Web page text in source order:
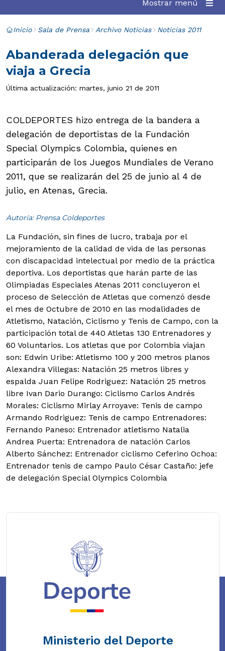
Mostrar menú
Inicio Sala de Prensa Archivo Noticias Noticias 2011
Abanderada delegación que
viaja a Grecia
Última actualización: martes, junio 21 de 2011
COLDEPORTES hizo entrega de la bandera a
delegación de deportistas de la Fundación
Special Olympics Colombia, quienes en
participarán de los Juegos Mundiales de Verano
2011, que se realizarán del 25 de junio al 4 de
julio, en Atenas, Grecia.
Autoría: Prensa Coldeportes
La Fundación, sin fines de lucro, trabaja por el
mejoramiento de la calidad de vida de las personas
con discapacidad intelectual por medio de la práctica
deportiva. Los deportistas que harán parte de las
Olimpiadas Especiales Atenas 2011 concluyeron el
proceso de Selección de Atletas que comenzó desde
el mes de Octubre de 2010 en las modalidades de
Atletismo, Natación, Ciclismo y Tenis de Campo, con la
participación total de 440 Atletas 130 Entrenadores y
60 Voluntarios. Los atletas que por Colombia viajan
son: Edwin Uribe: Atletismo 100 y 200 metros planos
Alexandra Villegas: Natación 25 metros libres y
espalda Juan Felipe Rodriguez: Natación 25 metros
libre Ivan Dario Durango: Ciclismo Carlos Andrés
Morales: Ciclismo Mirlay Arroyave: Tenis de campo
Armando Rodriguez: Tenis de campo Entrenadores:
Fernando Paneso: Entrenador atletismo Natalia
Andrea Puerta: Entrenadora de natación Carlos
Alberto Sánchez: Entrenador ciclismo Ceferino Ochoa:
Entrenador tenis de campo Paulo César Castaño: jefe
de delegación Special Olympics Colombia
Ministerio del Deporte